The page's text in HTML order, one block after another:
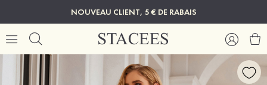
NOUVEAU CLIENT, 5 € DE RABAIS